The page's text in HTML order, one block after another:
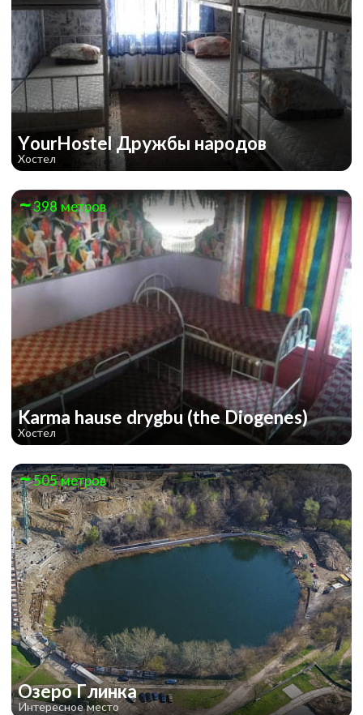
Гарри Поттер и Магический Турнир
Атомная станция
YourHostel Дружбы народов
Хостел
398 метров
Karma hause drygbu (the Diogenes)
Хостел
505 метров
Озеро Глинка
Интересное место